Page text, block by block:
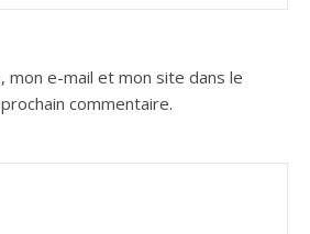
mon e-mail et mon site dans le
commentaire.